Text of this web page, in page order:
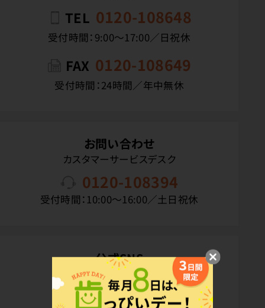
TEL 0120-108648
受付時間：9:00〜17:00／日祝休
FAX 0120-108649
受付時間：24時間／年中無休
お問い合わせ
カスタマーサービスデスク
0120-108394
受付時間：10:00〜16:00／土日祝休
公式SNS